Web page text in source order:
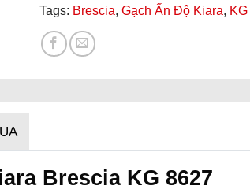
Tags: Brescia, Gạch Ấn Độ Kiara,
Brescia KG 8627